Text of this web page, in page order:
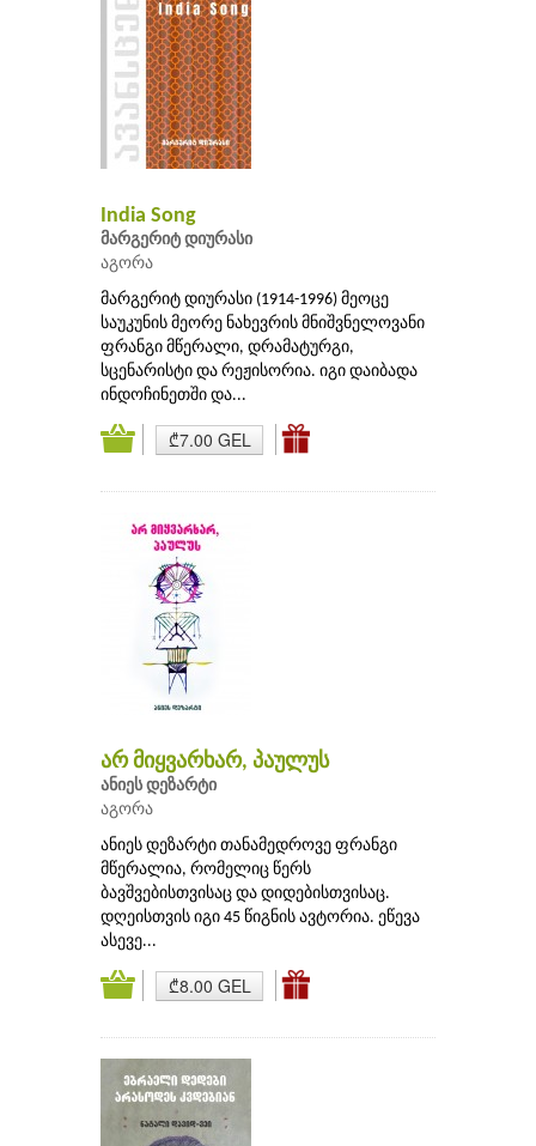
India Song
მარგერიტ დიურასი
აგორა
მარგერიტ დიურასი (1914-1996) მეოცე
საუკუნის მეორე ნახევრის მნიშვნელოვანი
ფრანგი მწერალი, დრამატურგი,
სცენარისტი და რეჟისორია. იგი დაიბადა
ინდოჩინეთში და...
₾7.00 GEL
არ მიყვარხარ, პაულუს
ანიეს დეზარტი
აგორა
ანიეს დეზარტი თანამედროვე ფრანგი
მწერალია, რომელიც წერს
ბავშვებისთვისაც და დიდებისთვისაც.
დღეისთვის იგი 45 წიგნის ავტორია. ეწევა
ასევე...
₾8.00 GEL